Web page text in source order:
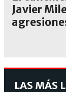
Javier
LAS MÁS